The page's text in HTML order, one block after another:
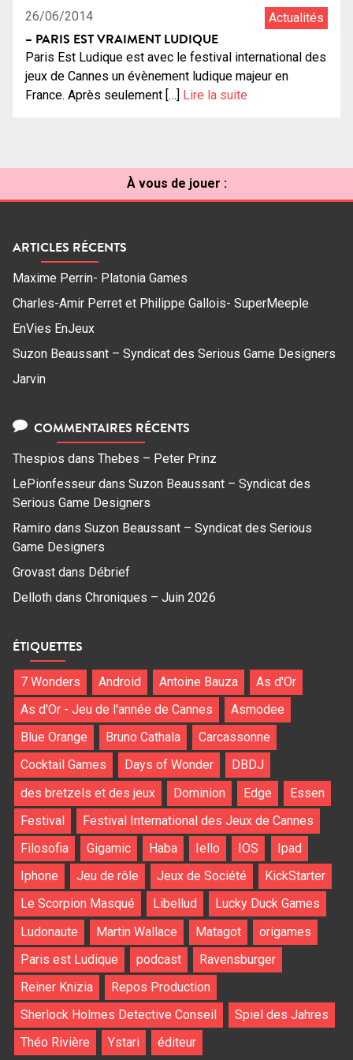
26/06/2014 Actualités
– PARIS EST VRAIMENT LUDIQUE
Paris Est Ludique est avec le festival international des
jeux de Cannes un évènement ludique majeur en
France. Après seulement […] Lire la suite
À vous de jouer :
ARTICLES RÉCENTS
Maxime Perrin- Platonia Games
Charles-Amir Perret et Philippe Gallois- SuperMeeple
EnVies EnJeux
Suzon Beaussant – Syndicat des Serious Game Designers
Jarvin
COMMENTAIRES RÉCENTS
Thespios dans Thebes – Peter Prinz
LePionfesseur dans Suzon Beaussant – Syndicat des
Serious Game Designers
Ramiro dans Suzon Beaussant – Syndicat des Serious
Game Designers
Grovast dans Débrief
Delloth dans Chroniques – Juin 2026
ÉTIQUETTES
7 Wonders Android Antoine Bauza
As d'Or
As d'Or - Jeu de l'année de Cannes
Asmodee
Blue Orange
Bruno Cathala
Carcassonne
Cocktail Games
Days of Wonder
DBDJ
des bretzels et des jeux
Dominion Edge
Essen
Festival
Festival International des Jeux de Cannes
Filosofia
Gigamic Haba Iello IOS
Ipad
Iphone
Jeu de rôle Jeux de Société
KickStarter
Le Scorpion Masqué
Libellud
Lucky Duck Games
Ludonaute
Martin Wallace Matagot
origames
Paris est Ludique
podcast
Ravensburger
Reiner Knizia
Repos Production
Sherlock Holmes Detective Conseil
Spiel des Jahres
Théo Rivière
Ystari éditeur